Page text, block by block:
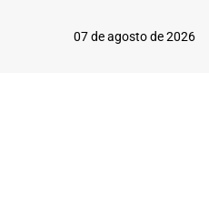
07 de agosto de 2026